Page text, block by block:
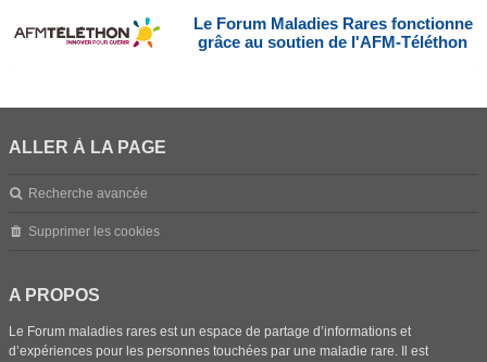
Le Forum Maladies Rares fonctionne
grâce au soutien de l'AFM-Téléthon
ALLER À LA PAGE
Recherche avancée
Supprimer les cookies
A PROPOS
Le Forum maladies rares est un espace de partage d’informations et
d’expériences pour les personnes touchées par une maladie rare. Il est